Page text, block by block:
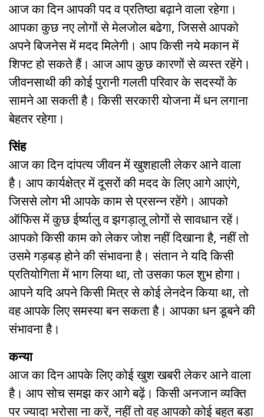
आज का दिन आपकी पद व प्रतिष्ठा बढ़ाने वाला रहेगा।
आपका कुछ नए लोगों से मेलजोल बढेगा, जिससे आपको
अपने बिजनेस में मदद मिलेगी। आप किसी नये मकान में
शिफ्ट हो सकते हैं। आज आप कुछ कारणों से व्यस्त रहेंगे।
जीवनसाथी की कोई पुरानी गलती परिवार के सदस्यों के
सामने आ सकती है। किसी सरकारी योजना में धन लगाना
बेहतर रहेगा।
सिंह
आज का दिन दांपत्य जीवन में खुशहाली लेकर आने वाला
है। आप कार्यक्षेत्र में दूसरों की मदद के लिए आगे आएंगे,
जिससे लोग भी आपके काम से प्रसन्न रहेंगे। आपको
ऑफिस में कुछ ईर्ष्यालु व झगड़ालू लोगों से सावधान रहें।
आपको किसी काम को लेकर जोश नहीं दिखाना है, नहीं तो
उसमे गड़बड़ होने की संभावना है। संतान ने यदि किसी
प्रतियोगिता में भाग लिया था, तो उसका फल शुभ होगा।
आपने यदि अपने किसी मित्र से कोई लेनदेन किया था, तो
वह आपके लिए समस्या बन सकता है। आपका धन डूबने की
संभावना है।
कन्या
आज का दिन आपके लिए कोई खुश खबरी लेकर आने वाला
है। आप सोच समझ कर आगे बढ़ें। किसी अनजान व्यक्ति
पर ज्यादा भरोसा ना करें, नहीं तो वह आपको कोई बहुत बड़ा